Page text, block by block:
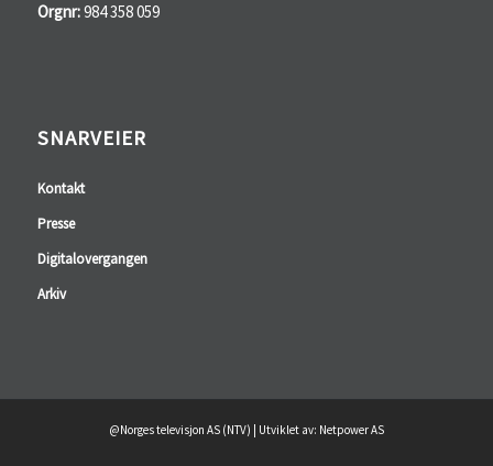
Orgnr:984 358 059
SNARVEIER
Kontakt
Presse
Digitalovergangen
Arkiv
@Norges televisjon AS (NTV) | Utviklet av: Netpower AS